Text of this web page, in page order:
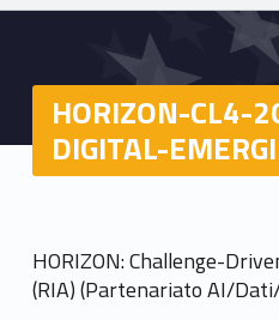
HORIZON-CL4-
DIGITAL-
HORIZON: Challenge-
(RIA) (Partenariato AI/